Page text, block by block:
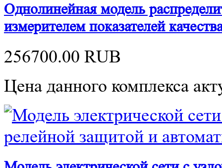
Однолинейная модель
измерителем показателей
256700.00 RUB
Цена данного комплекса